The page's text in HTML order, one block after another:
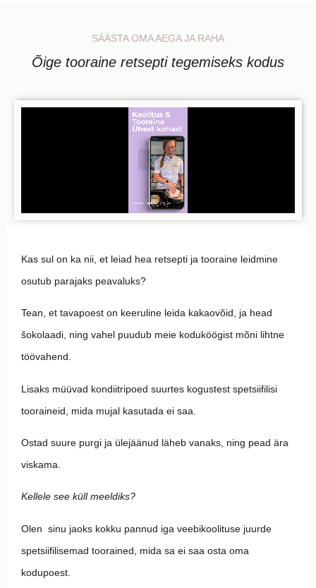
SÄÄSTA OMA AEGA JA RAHA
Õige tooraine retsepti tegemiseks kodus
Kas sul on ka nii, et leiad hea retsepti ja tooraine leidmine
osutub parajaks peavaluks?
Tean, et tavapoest on keeruline leida kakaovõid, ja head
šokolaadi, ning vahel puudub meie koduköögist mõni lihtne
töövahend.
Lisaks müüvad kondiitripoed suurtes kogustest spetsiifilisi
tooraineid, mida mujal kasutada ei saa.
Ostad suure purgi ja ülejäänud läheb vanaks, ning pead ära
viskama.
Kellele see küll meeldiks?
Olen sinu jaoks kokku pannud iga veebikoolituse juurde
spetsiifilisemad toorained, mida sa ei saa osta oma
kodupoest.